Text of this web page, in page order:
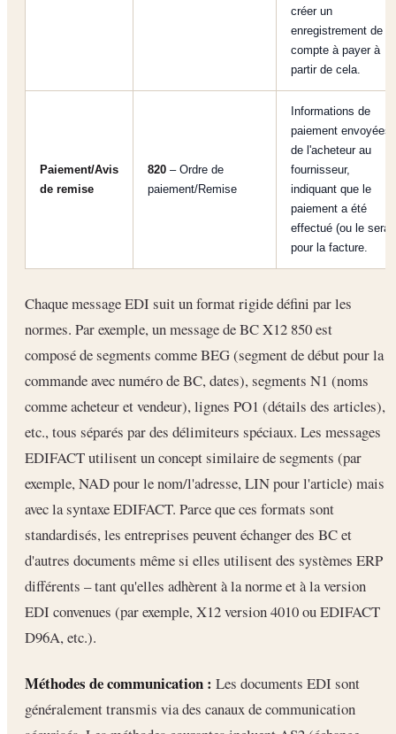
créer un
enregistrement de
compte à payer à
partir de cela.
Paiement/Avis
de remise
820 – Ordre de
paiement/Remise
Informations de
paiement envoyées
de l'acheteur au
fournisseur,
indiquant que le
paiement a été
effectué (ou le sera)
pour la facture.
Chaque message EDI suit un format rigide défini par les
normes. Par exemple, un message de BC X12 850 est
composé de segments comme BEG (segment de début pour la
commande avec numéro de BC, dates), segments N1 (noms
comme acheteur et vendeur), lignes PO1 (détails des articles),
etc., tous séparés par des délimiteurs spéciaux. Les messages
EDIFACT utilisent un concept similaire de segments (par
exemple, NAD pour le nom/l'adresse, LIN pour l'article) mais
avec la syntaxe EDIFACT. Parce que ces formats sont
standardisés, les entreprises peuvent échanger des BC et
d'autres documents même si elles utilisent des systèmes ERP
différents – tant qu'elles adhèrent à la norme et à la version
EDI convenues (par exemple, X12 version 4010 ou EDIFACT
D96A, etc.).
Méthodes de communication : Les documents EDI sont
généralement transmis via des canaux de communication